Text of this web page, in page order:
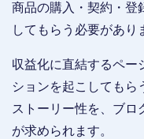
商品の購入・契約・登
してもらう必要があり
収益化に直結するペー
ションを起こしてもら
ストーリー性を、ブロ
が求められます。